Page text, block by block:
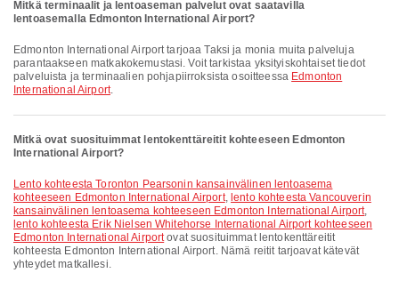
Mitkä terminaalit ja lentoaseman palvelut ovat saatavilla
lentoasemalla Edmonton International Airport?
Edmonton International Airport tarjoaa Taksi ja monia muita palveluja
parantaakseen matkakokemustasi. Voit tarkistaa yksityiskohtaiset tiedot
palveluista ja terminaalien pohjapiirroksista osoitteessa Edmonton
International Airport.
Mitkä ovat suosituimmat lentokenttäreitit kohteeseen Edmonton
International Airport?
lento kohteesta Toronton Pearsonin kansainvälinen lentoasema
kohteeseen Edmonton International Airport, lento kohteesta Vancouverin
kansainvälinen lentoasema kohteeseen Edmonton International Airport,
lento kohteesta Erik Nielsen Whitehorse International Airport kohteeseen
Edmonton International Airportovat suosituimmat lentokenttäreitit
kohteesta Edmonton International Airport. Nämä reitit tarjoavat kätevät
yhteydet matkallesi.